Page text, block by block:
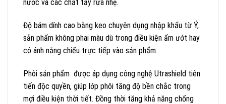
nước và các chất tẩy rửa nhẹ.
Độ bám dính cao bằng keo chuyên dụng nhập khẩu từ Ý,
sản phẩm không phai màu dù trong điều kiện ẩm ướt hay
có ánh nắng chiếu trực tiếp vào sản phẩm.
Phôi sản phẩm được áp dụng công nghệ Utrashield tiên
tiến độc quyền, giúp lớp phôi tăng độ bền chắc trong
mợi điều kiện thời tiết. Đồng thời tăng khả năng chống